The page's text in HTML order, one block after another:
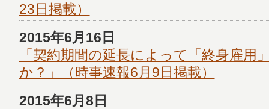
23日掲載）
2015年6月16日
「契約期間の延長によって「終身雇用
か？」（時事速報6月9日掲載）
2015年6月8日